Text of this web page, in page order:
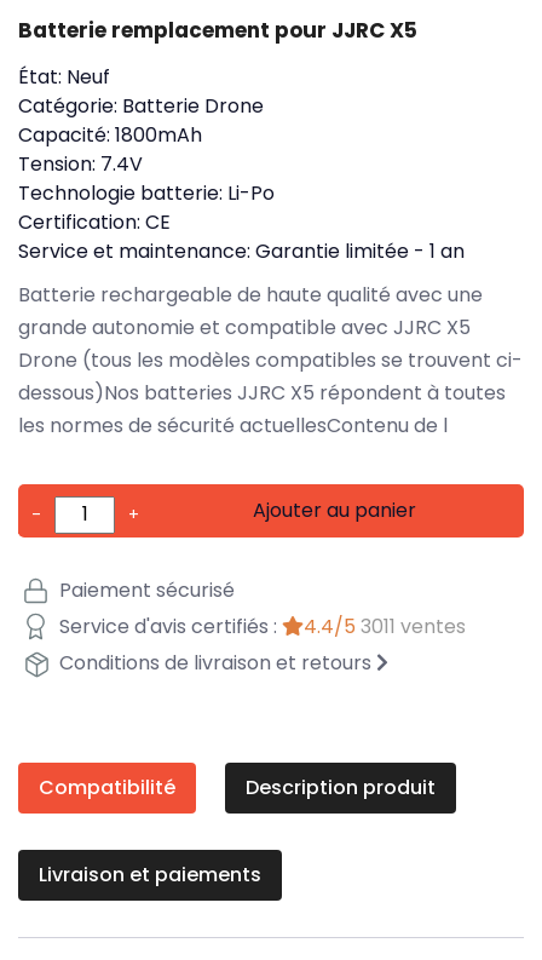
Batterie remplacement pour JJRC X5
État: Neuf
Catégorie: Batterie Drone
Capacité: 1800mAh
Tension: 7.4V
Technologie batterie: Li-Po
Certification: CE
Service et maintenance: Garantie limitée - 1 an
Batterie rechargeable de haute qualité avec une
grande autonomie et compatible avec JJRC X5
Drone (tous les modèles compatibles se trouvent ci-
dessous)Nos batteries JJRC X5 répondent à toutes
les normes de sécurité actuellesContenu de l
- + Ajouter au panier
Paiement sécurisé
Service d'avis certifiés :
4.4/5 3011 ventes
Conditions de livraison et retours
Compatibilité Description produit
Livraison et paiements